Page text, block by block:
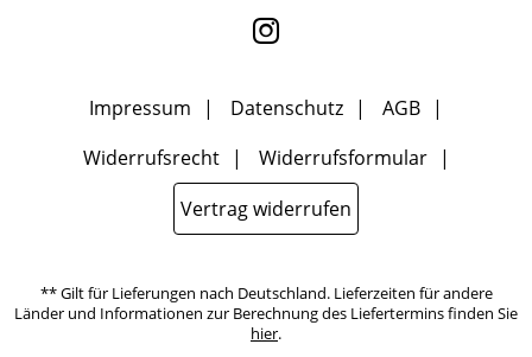
ich den Link "Abmelden" am Ende des Newsletters anklicke oder die
Option Newsletter im Mitgliederbereich deaktiviere. Die
habe ich zur Kenntnis genommen.
Impressum Datenschutz
AGB
Widerrufsrecht
Widerrufsformular
Vertrag widerrufen
** Gilt für Lieferungen nach Deutschland. Lieferzeiten für andere
Länder und Informationen zur Berechnung des Liefertermins finden Sie
hier.